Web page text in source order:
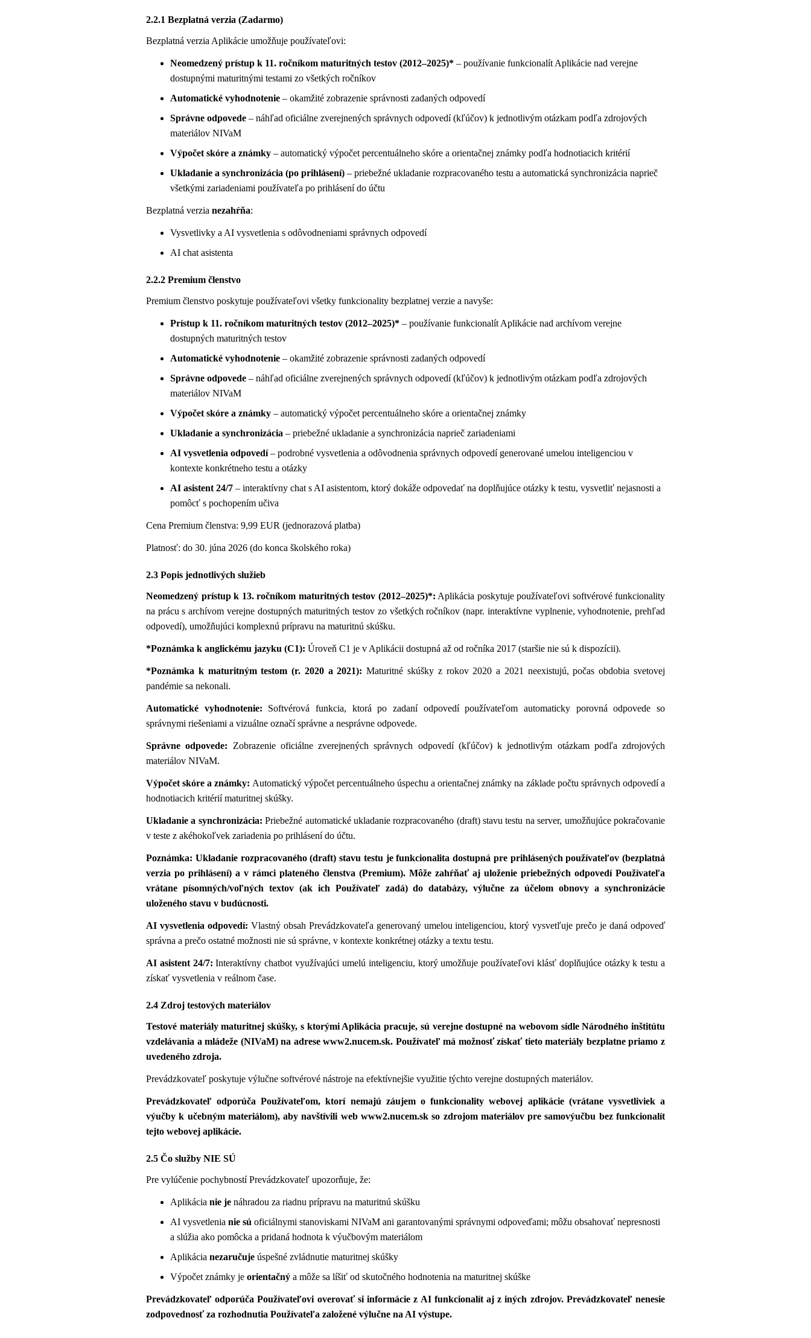
2.2.1 Bezplatná verzia (Zadarmo)
Bezplatná verzia Aplikácie umožňuje používateľovi:
Neomedzený prístup k 11. ročníkom maturitných testov (2012–2025)* – používanie funkcionalít Aplikácie nad verejne
dostupnými maturitnými testami zo všetkých ročníkov
Automatické vyhodnotenie – okamžité zobrazenie správnosti zadaných odpovedí
Správne odpovede – náhľad oficiálne zverejnených správnych odpovedí (kľúčov) k jednotlivým otázkam podľa zdrojových
materiálov NIVaM
Výpočet skóre a známky – automatický výpočet percentuálneho skóre a orientačnej známky podľa hodnotiacich kritérií
Ukladanie a synchronizácia (po prihlásení) – priebežné ukladanie rozpracovaného testu a automatická synchronizácia naprieč
všetkými zariadeniami používateľa po prihlásení do účtu
Bezplatná verzia nezahŕňa:
Vysvetlivky a AI vysvetlenia s odôvodneniami správnych odpovedí
AI chat asistenta
2.2.2 Premium členstvo
Premium členstvo poskytuje používateľovi všetky funkcionality bezplatnej verzie a navyše:
Prístup k 11. ročníkom maturitných testov (2012–2025)* – používanie funkcionalít Aplikácie nad archívom verejne
dostupných maturitných testov
Automatické vyhodnotenie – okamžité zobrazenie správnosti zadaných odpovedí
Správne odpovede – náhľad oficiálne zverejnených správnych odpovedí (kľúčov) k jednotlivým otázkam podľa zdrojových
materiálov NIVaM
Výpočet skóre a známky – automatický výpočet percentuálneho skóre a orientačnej známky
Ukladanie a synchronizácia – priebežné ukladanie a synchronizácia naprieč zariadeniami
AI vysvetlenia odpovedí– podrobné vysvetlenia a odôvodnenia správnych odpovedí generované umelou inteligenciou v
kontexte konkrétneho testu a otázky
AI asistent 24/7 – interaktívny chat s AI asistentom, ktorý dokáže odpovedať na doplňujúce otázky k testu, vysvetliť nejasnosti a
pomôcť s pochopením učiva
Cena Premium členstva: 9,99 EUR (jednorazová platba)
Platnosť: do 30. júna 2026 (do konca školského roka)
2.3 Popis jednotlivých služieb
Neomedzený prístup k 13. ročníkom maturitných testov (2012–2025)*: Aplikácia poskytuje používateľovi softvérové funkcionality
na prácu s archívom verejne dostupných maturitných testov zo všetkých ročníkov (napr. interaktívne vyplnenie, vyhodnotenie, prehľad
odpovedí), umožňujúci komplexnú prípravu na maturitnú skúšku.
*Poznámka k anglickému jazyku (C1): Úroveň C1 je v Aplikácii dostupná až od ročníka 2017 (staršie nie sú k dispozícii).
*Poznámka k maturitným testom (r. 2020 a 2021): Maturitné skúšky z rokov 2020 a 2021 neexistujú, počas obdobia svetovej
pandémie sa nekonali.
Automatické vyhodnotenie: Softvérová funkcia, ktorá po zadaní odpovedí používateľom automaticky porovná odpovede so
správnymi riešeniami a vizuálne označí správne a nesprávne odpovede.
Správne odpovede: Zobrazenie oficiálne zverejnených správnych odpovedí (kľúčov) k jednotlivým otázkam podľa zdrojových
materiálov NIVaM.
Výpočet skóre a známky: Automatický výpočet percentuálneho úspechu a orientačnej známky na základe počtu správnych odpovedí a
hodnotiacich kritérií maturitnej skúšky.
Ukladanie a synchronizácia: Priebežné automatické ukladanie rozpracovaného (draft) stavu testu na server, umožňujúce pokračovanie
v teste z akéhokoľvek zariadenia po prihlásení do účtu.
Poznámka: Ukladanie rozpracovaného (draft) stavu testu je funkcionalita dostupná pre prihlásených používateľov (bezplatná
verzia po prihlásení) a v rámci plateného členstva (Premium). Môže zahŕňať aj uloženie priebežných odpovedí Používateľa
vrátane písomných/voľných textov (ak ich Používateľ zadá) do databázy, výlučne za účelom obnovy a synchronizácie
uloženého stavu v budúcnosti.
AI vysvetlenia odpovedí: Vlastný obsah Prevádzkovateľa generovaný umelou inteligenciou, ktorý vysvetľuje prečo je daná odpoveď
správna a prečo ostatné možnosti nie sú správne, v kontexte konkrétnej otázky a textu testu.
AI asistent 24/7: Interaktívny chatbot využívajúci umelú inteligenciu, ktorý umožňuje používateľovi klásť doplňujúce otázky k testu a
získať vysvetlenia v reálnom čase.
2.4 Zdroj testových materiálov
Testové materiály maturitnej skúšky, s ktorými Aplikácia pracuje, sú verejne dostupné na webovom sídle Národného inštitútu
vzdelávania a mládeže (NIVaM) na adrese www2.nucem.sk. Používateľ má možnosť získať tieto materiály bezplatne priamo z
uvedeného zdroja.
Prevádzkovateľ poskytuje výlučne softvérové nástroje na efektívnejšie využitie týchto verejne dostupných materiálov.
Prevádzkovateľ odporúča Používateľom, ktorí nemajú záujem o funkcionality webovej aplikácie (vrátane vysvetliviek a
výučby k učebným materiálom), aby navštívili web www2.nucem.sk so zdrojom materiálov pre samovýučbu bez funkcionalít
tejto webovej aplikácie.
2.5 Čo služby NIE SÚ
Pre vylúčenie pochybností Prevádzkovateľ upozorňuje, že:
Aplikácia nie je náhradou za riadnu prípravu na maturitnú skúšku
AI vysvetlenia nie sú oficiálnymi stanoviskami NIVaM ani garantovanými správnymi odpoveďami; môžu obsahovať nepresnosti
a slúžia ako pomôcka a pridaná hodnota k výučbovým materiálom
Aplikácia nezaručuje úspešné zvládnutie maturitnej skúšky
Výpočet známky je orientačný a môže sa líšiť od skutočného hodnotenia na maturitnej skúške
Prevádzkovateľ odporúča Používateľovi overovať si informácie z AI funkcionalít aj z iných zdrojov. Prevádzkovateľ nenesie
zodpovednosť za rozhodnutia Používateľa založené výlučne na AI výstupe.